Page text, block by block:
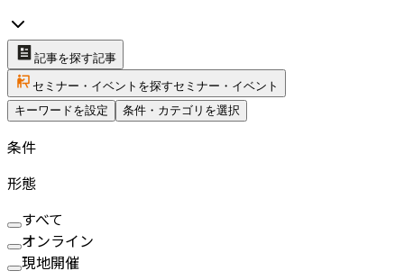
記事を探す記事
セミナー・イベントを探すセミナー・イベント
キーワードを設定
条件・カテゴリを選択
条件
形態
すべて
オンライン
現地開催